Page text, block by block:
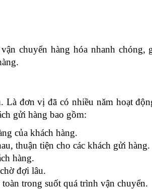
chuyển hàng hóa nhanh chóng,
Là đơn vị đã có nhiều năm hoạt
gửi hàng bao gồm:
của khách hàng.
thuận tiện cho các khách gửi hàng.
hàng.
đợi lâu.
trong suốt quá trình vận chuyển.